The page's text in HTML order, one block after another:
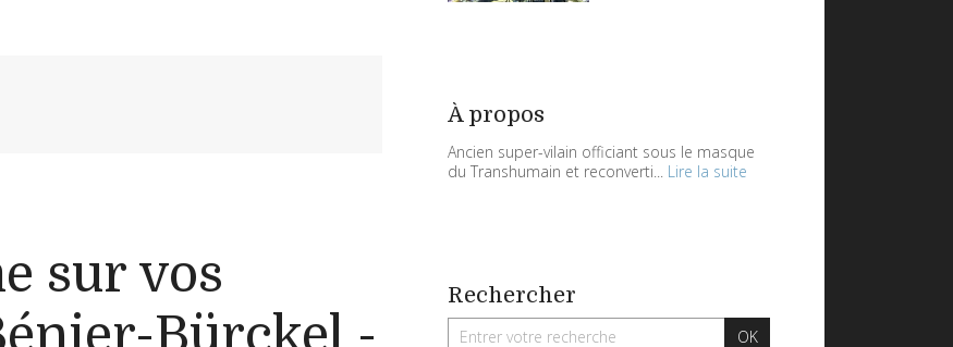
sur vos
À propos
Ancien super-vilain officiant sous le masque
du Transhumain et reconverti... Lire la suite
Rechercher